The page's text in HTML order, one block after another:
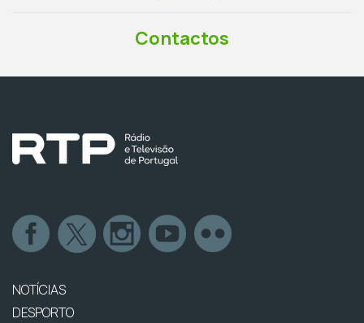
Contactos
NOTÍCIAS
DESPORTO